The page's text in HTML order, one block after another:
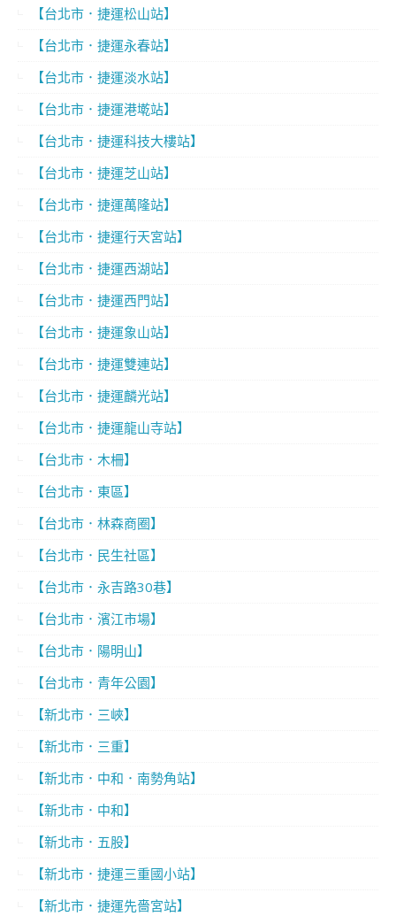
【台北市．捷運松山站】
【台北市．捷運永春站】
【台北市．捷運淡水站】
【台北市．捷運港墘站】
【台北市．捷運科技大樓站】
【台北市．捷運芝山站】
【台北市．捷運萬隆站】
【台北市．捷運行天宮站】
【台北市．捷運西湖站】
【台北市．捷運西門站】
【台北市．捷運象山站】
【台北市．捷運雙連站】
【台北市．捷運麟光站】
【台北市．捷運龍山寺站】
【台北市．木柵】
【台北市．東區】
【台北市．林森商圈】
【台北市．民生社區】
【台北市．永吉路30巷】
【台北市．濱江市場】
【台北市．陽明山】
【台北市．青年公園】
【新北市．三峽】
【新北市．三重】
【新北市．中和．南勢角站】
【新北市．中和】
【新北市．五股】
【新北市．捷運三重國小站】
【新北市．捷運先嗇宮站】